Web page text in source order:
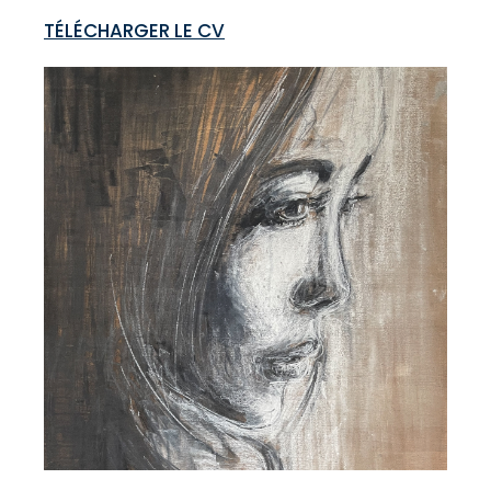
TÉLÉCHARGER LE CV